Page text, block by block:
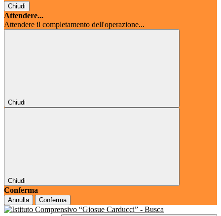
Chiudi
Attendere...
Attendere il completamento dell'operazione...
Chiudi
Chiudi
Conferma
Annulla Conferma